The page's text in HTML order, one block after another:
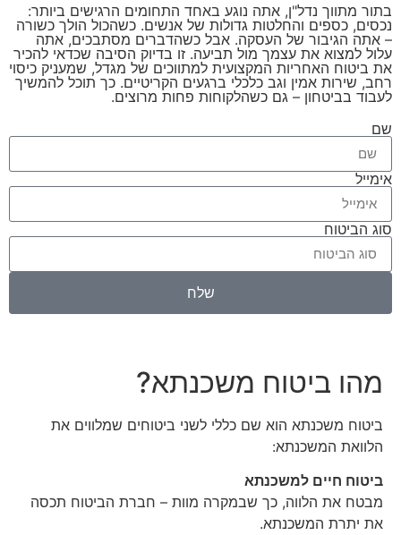
בתור מתווך נדל"ן, אתה נוגע באחד התחומים הרגישים ביותר:
נכסים, כספים והחלטות גדולות של אנשים. כשהכול הולך כשורה
– אתה הגיבור של העסקה. אבל כשהדברים מסתבכים, אתה
עלול למצוא את עצמך מול תביעה. זו בדיוק הסיבה שכדאי להכיר
את ביטוח האחריות המקצועית למתווכים של מגדל, שמעניק כיסוי
רחב, שירות אמין וגב כלכלי ברגעים הקריטיים. כך תוכל להמשיך
לעבוד בביטחון – גם כשהלקוחות פחות מרוצים.
שם
אימייל
סוג הביטוח
שלח
מהו ביטוח משכנתא?
ביטוח משכנתא הוא שם כללי לשני ביטוחים שמלווים את
הלוואת המשכנתא:
ביטוח חיים למשכנתא
מבטח את הלווה, כך שבמקרה מוות – חברת הביטוח תכסה
את יתרת המשכנתא.